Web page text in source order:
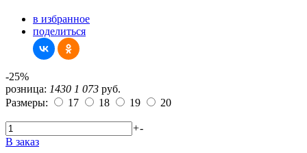
в избранное
поделиться
-25%
розница: 1430 1 073 руб.
Размеры:
17 18 19 20
+-
В заказ